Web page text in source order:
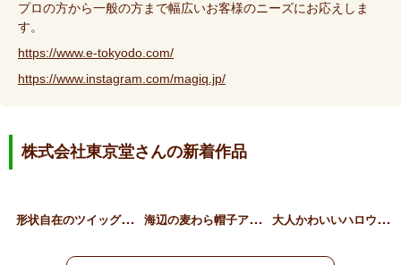
プロの方から一般の方まで幅広いお客様のニーズにお応えしま
す。
https://www.e-tokyodo.com/
https://www.instagram.com/magiq.jp/
株式会社東京堂さんの新着作品
形
状自在のツイッグリース 海
辺の麦わら帽子アレンジ 大
人かわいいハロウィン猫ア…